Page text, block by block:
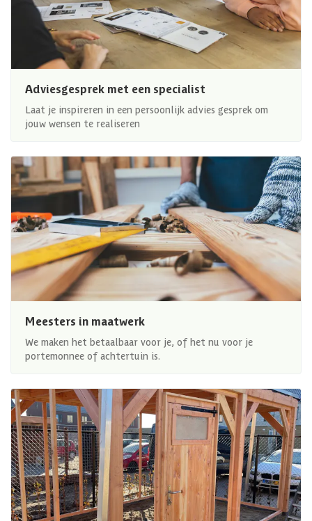
Adviesgesprek met een specialist
Laat je inspireren in een persoonlijk advies gesprek om
jouw wensen te realiseren
Meesters in maatwerk
We maken het betaalbaar voor je, of het nu voor je
portemonnee of achtertuin is.